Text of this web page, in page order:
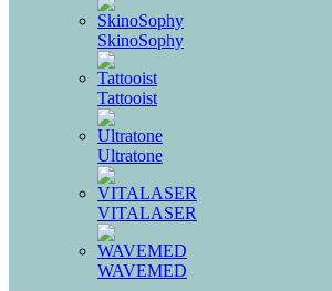
SkinoSophy
Tattooist
Ultratone
VITALASER
WAVEMED